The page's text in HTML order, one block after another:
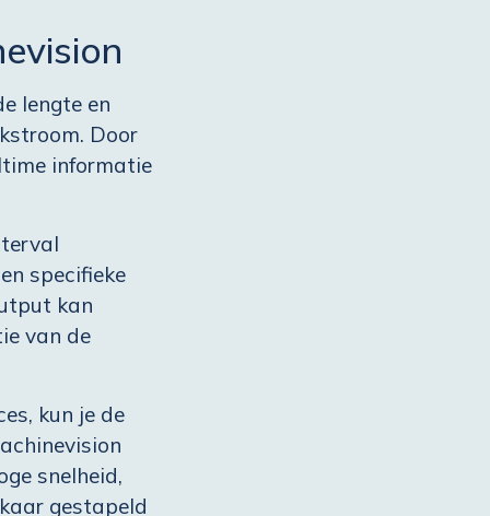
lengte en
Door
informatie
specifieke
kan
van de
kun je de
snelheid,
gestapeld